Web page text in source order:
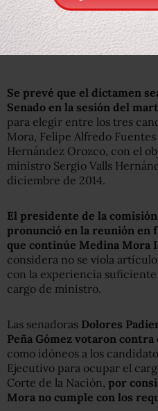
Se prevé que el dictamen
Senado en la sesión del
para elegir entre los tres
Mora, Felipe Alfredo
Hernández Orozco, con el
ministro Sergio Valls
diciembre de 2014.
El presidente de la comisión
pronunció en la reunión en
que continúe Medina Mora
considera no se viola
con la experiencia
cargo de ministro.
Las senadoras Dolores
Peña Gómez votaron
como idóneos a los
Ejecutivo para ocupar el
Corte de la Nación, por
Mora no cumple con los